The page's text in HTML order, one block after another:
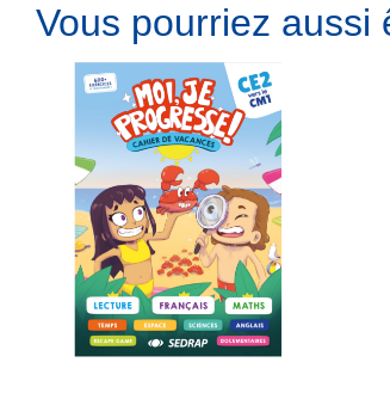
Vous pourriez aussi